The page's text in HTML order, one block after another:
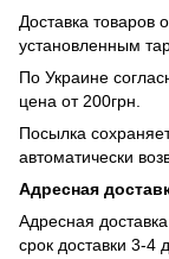
Доставка товаров
установленным
По Украине
цена от 200грн.
Посылка
автоматически
Адресная
Адресная
срок доставки 3-4